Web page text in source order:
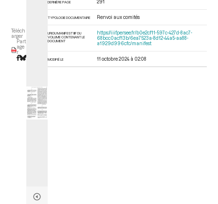
Téléch
arger
Part
age
r
d
o
r
DERNIÈRE PAGE 291
TYPOLOGIE DOCUMENTAIRE Renvoi aux comités
URI DU MANIFEST IIIF DU
VOLUME CONTENANT LE
DOCUMENT
https://iiif.persee.fr/b0e2cf11-597c-427d-8ac7-
68bcc0acf13b/6ea7523a-8d12-44a5-aa88-
a1929d996cfc/manifest
MODIFIÉ LE 11 octobre 2024 à 02:08